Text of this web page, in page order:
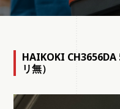
HAIKOKI CH3656DA
リ無）